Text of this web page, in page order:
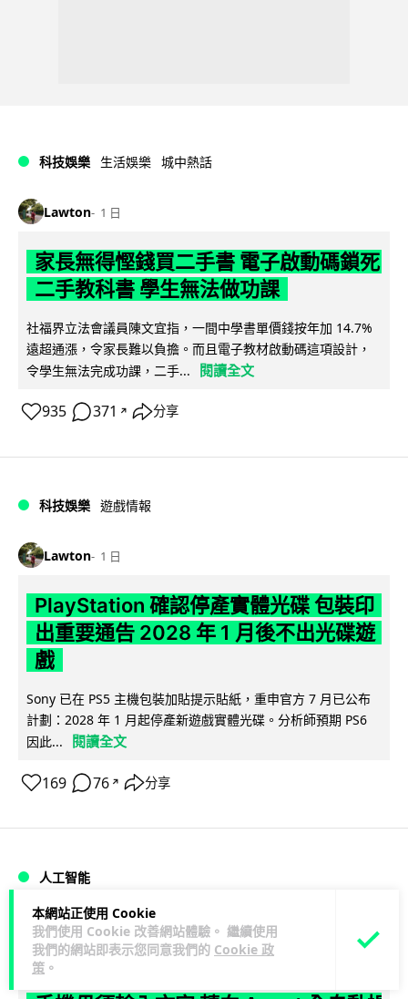
本網站正使用 Cookie
我們使用 Cookie 改善網站體驗。 繼續使用
我們的網站即表示您同意我們的 Cookie 政
策 。
科技娛樂 生活娛樂 城中熱話
Lawton 1 日
家長無得慳錢買二手書 電子啟動碼鎖死
二手教科書 學生無法做功課
社福界立法會議員陳文宜指，一間中學書單價錢按年加 14.7%
遠超通漲，令家長難以負擔。而且電子教材啟動碼這項設計，
令學生無法完成功課，二手...
閱讀全文
935 371 ↗ 分享
科技娛樂 遊戲情報
Lawton 1 日
PlayStation 確認停產實體光碟 包裝印
出重要通告 2028 年 1 月後不出光碟遊
戲
Sony 已在 PS5 主機包裝加貼提示貼紙，重申官方 7 月已公布
計劃：2028 年 1 月起停產新遊戲實體光碟。分析師預期 PS6
因此...
閱讀全文
169 76 ↗ 分享
人工智能
Vin 1 日
Samsung 展示 Galaxy AI 新方向 未來